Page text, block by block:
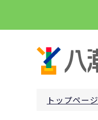
ペ
トップページ